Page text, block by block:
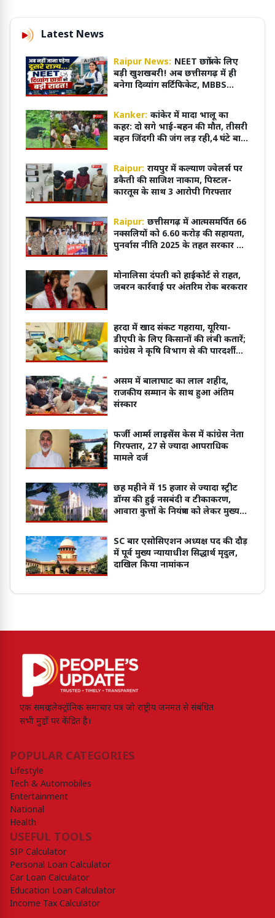
Latest News
Raipur News: NEET छात्रों के लिए
बड़ी खुशखबरी! अब छत्तीसगढ़ में ही
बनेगा दिव्यांग सर्टिफिकेट, MBBS
Kanker: कांकेर में मादा भालू का
कहर: दो सगे भाई-बहन की मौत, तीसरी
बहन जिंदगी की जंग लड़ रही,4 घंटे बाद
Raipur: रायपुर में कल्याण ज्वेलर्स पर
डकैती की साजिश नाकाम, पिस्टल-
कारतूस के साथ 3 आरोपी गिरफ्तार
Raipur: छत्तीसगढ़ में आत्मसमर्पित 66
नक्सलियों को 6.60 करोड़ की सहायता,
पुनर्वास नीति 2025 के तहत सरकार का
मोनालिसा दंपती को हाईकोर्ट से राहत,
जबरन कार्रवाई पर अंतरिम रोक बरकरार
हरदा में खाद संकट गहराया, यूरिया-
डीएपी के लिए किसानों की लंबी कतारें;
कांग्रेस ने कृषि विभाग से की पारदर्शी
असम में बालाघाट का लाल शहीद,
राजकीय सम्मान के साथ हुआ अंतिम
संस्कार
फर्जी आर्म्स लाइसेंस केस में कांग्रेस नेता
गिरफ्तार, 27 से ज्यादा आपराधिक
मामले दर्ज
छह महीने में 15 हजार से ज्यादा स्ट्रीट
डॉग्स की हुई नसबंदी व टीकाकरण,
आवारा कुत्तों के नियंत्रण को लेकर मुख्य
SC बार एसोसिएशन अध्यक्ष पद की दौड़
में पूर्व मुख्य न्यायाधीश सिद्धार्थ मृदुल,
दाखिल किया नामांकन
एक समग्र इलेक्ट्रॉनिक समाचार पत्र जो राष्ट्रीय जनमत से संबंधित
सभी मुद्दों पर केंद्रित है।
POPULAR CATEGORIES
Lifestyle
Tech & Automobiles
Entertainment
National
Health
USEFUL TOOLS
SIP Calculator
Personal Loan Calculator
Car Loan Calculator
Education Loan Calculator
Income Tax Calculator